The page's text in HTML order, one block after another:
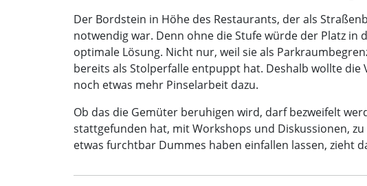
Der Bordstein in Höhe des Restaurants, der als
notwendig war. Denn ohne die Stufe würde der Platz in
optimale Lösung. Nicht nur, weil sie als
bereits als Stolperfalle entpuppt hat. Deshalb wollte
noch etwas mehr Pinselarbeit dazu.
Ob das die Gemüter beruhigen wird, darf bezweifelt
stattgefunden hat, mit Workshops und Diskussionen,
etwas furchtbar Dummes haben einfallen lassen, zieht